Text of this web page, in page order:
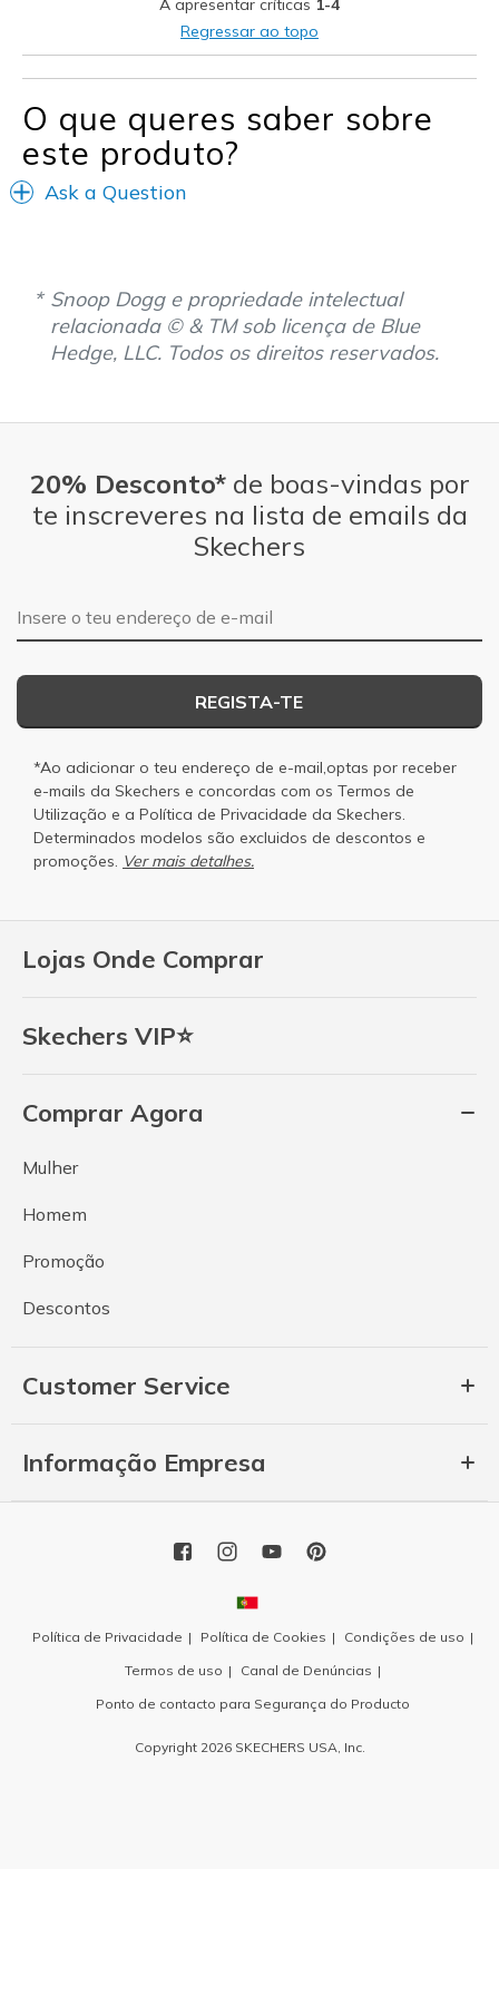
A apresentar críticas 1-4
Regressar ao topo
O que queres saber sobre
este produto?
Ask a Question
Snoop Dogg e propriedade intelectual
relacionada © & TM sob licença de Blue
Hedge, LLC. Todos os direitos reservados.
Lojas Onde Comprar
Skechers VIP⭐
Comprar Agora
Mulher
Homem
Promoção
Descontos
Customer Service
Informação Empresa
20% Desconto*de boas-vindas por
te inscreveres na lista de emails da
Skechers
Endereço de e-mail
REGISTA-TE
*Ao adicionar o teu endereço de e-mail,optas por receber
e-mails da Skechers e concordas com os Termos de
Utilização e a Política de Privacidade da Skechers.
Determinados modelos são excluidos de descontos e
promoções. Ver mais detalhes.
Política de Privacidade Política de Cookies
Condições de uso
Termos de uso
Canal de Denúncias
Ponto de contacto para Segurança do Producto
Copyright 2026 SKECHERS USA, Inc.